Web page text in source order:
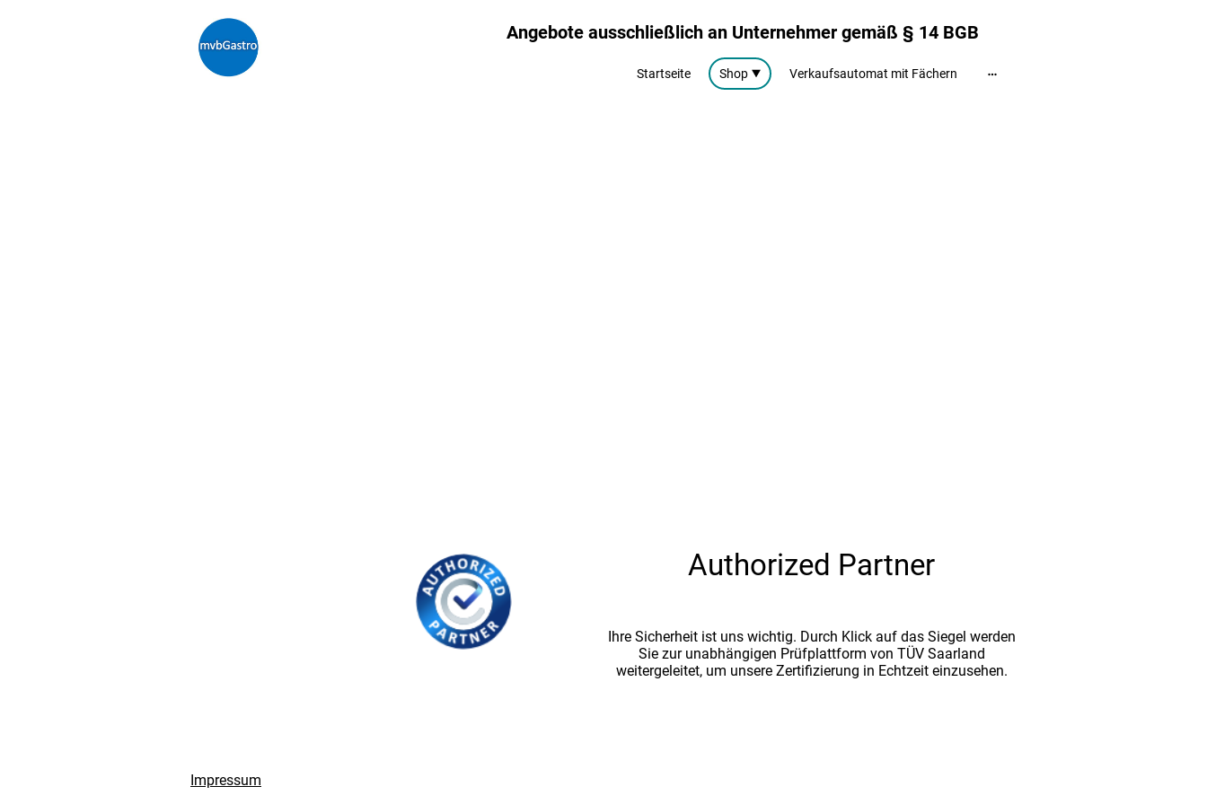
Angebote ausschließlich an Unternehmer gemäß § 14 BGB
Startseite Shop Verkaufsautomat mit Fächern
Authorized Partner
Ihre Sicherheit ist uns wichtig. Durch Klick auf das Siegel werden
Sie zur unabhängigen Prüfplattform von TÜV Saarland
weitergeleitet, um unsere Zertifizierung in Echtzeit einzusehen.
Impressum